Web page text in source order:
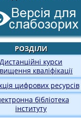
РОЗДІЛИ
Дистанційні курси
кваліфікації
цифрових ресурсів
бібліотека
інституту